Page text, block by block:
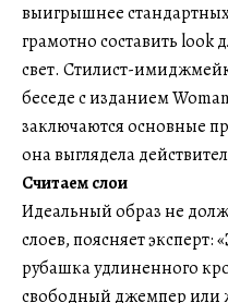
выигрышнее
грамотно составить look
свет. Стилист-
беседе с изданием
заключаются основные
она выглядела
Считаем слои
Идеальный образ не
слоев, поясняет
рубашка удлиненного
свободный джемпер или